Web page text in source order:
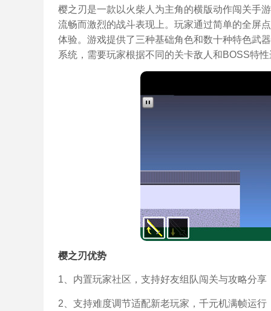
樱之刃是一款以火柴人为主角的横版动作闯关手
流畅而激烈的战斗表现上。玩家通过简单的全屏
体验。游戏提供了三种基础角色和数十种特色武
系统，需要玩家根据不同的关卡敌人和BOSS特
樱之刃优势
1、内置玩家社区，支持好友组队闯关与攻略分
2、支持难度调节适配新老玩家，千元机满帧运